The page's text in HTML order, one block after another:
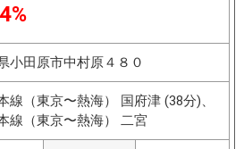
小田原市中村原４８０
線（東京〜熱海） 国府津 (38分)、
線（東京〜熱海） 二宮